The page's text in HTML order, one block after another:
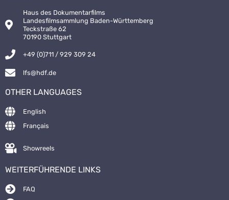
Haus des Dokumentarfilms
Landesfilmsammlung Baden-Württemberg
Teckstraße 62
70190 Stuttgart
+49 (0)711 / 929 309 24
lfs@hdf.de
OTHER LANGUAGES
English
Français
Showreels
WEITERFÜHRENDE LINKS
FAQ